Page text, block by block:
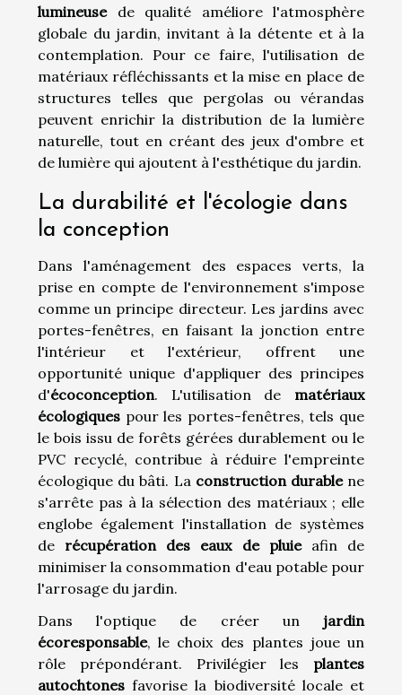
lumineusede qualité améliore l'atmosphère
globale du jardin, invitant à la détente et à la
contemplation. Pour ce faire, l'utilisation de
matériaux réfléchissants et la mise en place de
structures telles que pergolas ou vérandas
peuvent enrichir la distribution de la lumière
naturelle, tout en créant des jeux d'ombre et
de lumière qui ajoutent à l'esthétique du jardin.
La durabilité et l'écologie dans
la conception
Dans l'aménagement des espaces verts, la
prise en compte de l'environnement s'impose
comme un principe directeur. Les jardins avec
portes-fenêtres, en faisant la jonction entre
l'intérieur et l'extérieur, offrent une
opportunité unique d'appliquer des principes
d'écoconception. L'utilisation de matériaux
écologiques pour les portes-fenêtres, tels que
le bois issu de forêts gérées durablement ou le
PVC recyclé, contribue à réduire l'empreinte
écologique du bâti. La construction durablene
s'arrête pas à la sélection des matériaux ; elle
englobe également l'installation de systèmes
de récupération des eaux de pluieafin de
minimiser la consommation d'eau potable pour
l'arrosage du jardin.
Dans l'optique de créer un jardin
écoresponsable, le choix des plantes joue un
rôle prépondérant. Privilégier les plantes
autochtones favorise la biodiversité locale et